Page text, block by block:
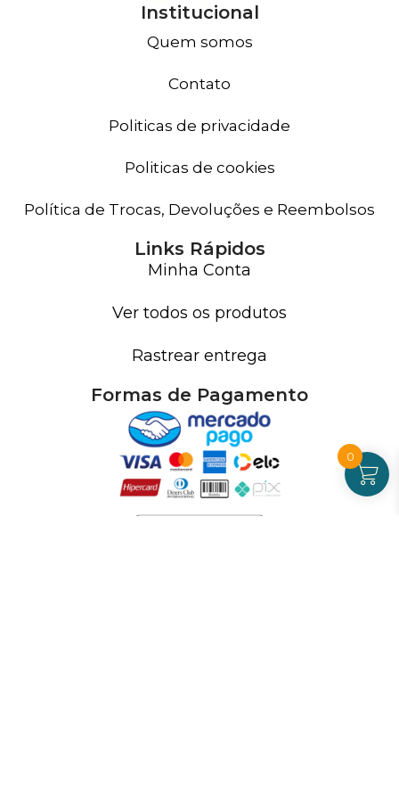
Institucional
Quem somos
Contato
Politicas de privacidade
Politicas de cookies
Política de Trocas, Devoluções e Reembolsos
Links Rápidos
Minha Conta
Ver todos os produtos
Rastrear entrega
Formas de Pagamento
0